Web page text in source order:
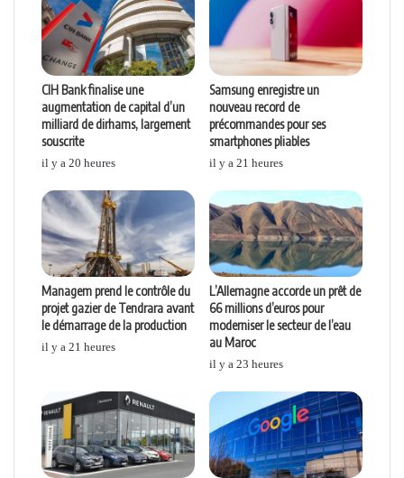
CIH Bank finalise une
augmentation de capital d’un
milliard de dirhams, largement
souscrite
il y a 20 heures
Samsung enregistre un
nouveau record de
précommandes pour ses
smartphones pliables
il y a 21 heures
Managem prend le contrôle du
projet gazier de Tendrara avant
le démarrage de la production
il y a 21 heures
L’Allemagne accorde un prêt de
66 millions d’euros pour
moderniser le secteur de l’eau
au Maroc
il y a 23 heures